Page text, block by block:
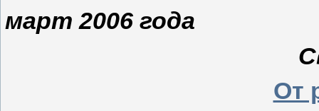
март 2006 года
От